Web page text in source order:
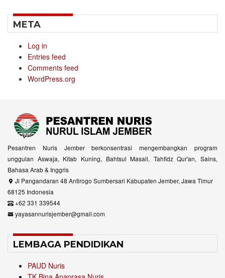
META
Log in
Entries feed
Comments feed
WordPress.org
Pesantren Nuris Jember berkonsentrasi mengembangkan program
unggulan Aswaja, Kitab Kuning, Bahtsul Masail, Tahfidz Qur'an, Sains,
Bahasa Arab & Inggris
Jl Pangandaran 48 Antirogo Sumbersari Kabupaten Jember, Jawa Timur
68125 Indonesia
+62 331 339544
yayasannurisjember@gmail.com
LEMBAGA PENDIDIKAN
PAUD Nuris